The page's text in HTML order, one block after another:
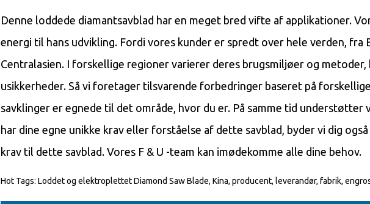
Denne loddede diamantsavblad har en meget bred vifte af applikationer.
energi til hans udvikling. Fordi vores kunder er spredt over hele verden, fra
Centralasien. I forskellige regioner varierer deres brugsmiljøer og
usikkerheder. Så vi foretager tilsvarende forbedringer baseret på
savklinger er egnede til det område, hvor du er. På samme tid understøtter
har dine egne unikke krav eller forståelse af dette savblad, byder vi dig
krav til dette savblad. Vores F & U -team kan imødekomme alle dine behov.
Hot Tags: Loddet og elektroplettet Diamond Saw Blade, Kina, producent, leverandør, fabrik,